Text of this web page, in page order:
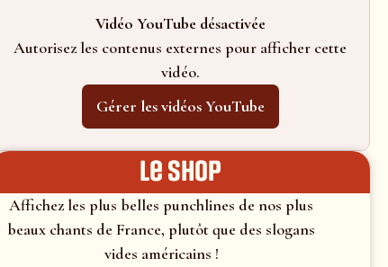
Vidéo YouTube désactivée
Autorisez les contenus externes pour afficher cette
vidéo.
Gérer les vidéos YouTube
le shop
Affichez les plus belles punchlines de nos plus
beaux chants de France, plutôt que des slogans
vides américains !